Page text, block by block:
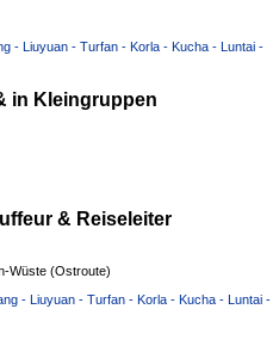
- Liuyuan - Turfan - Korla - Kucha - Luntai -
in Kleingruppen
& Reiseleiter
Wüste (Ostroute)
- Liuyuan - Turfan - Korla - Kucha - Luntai -